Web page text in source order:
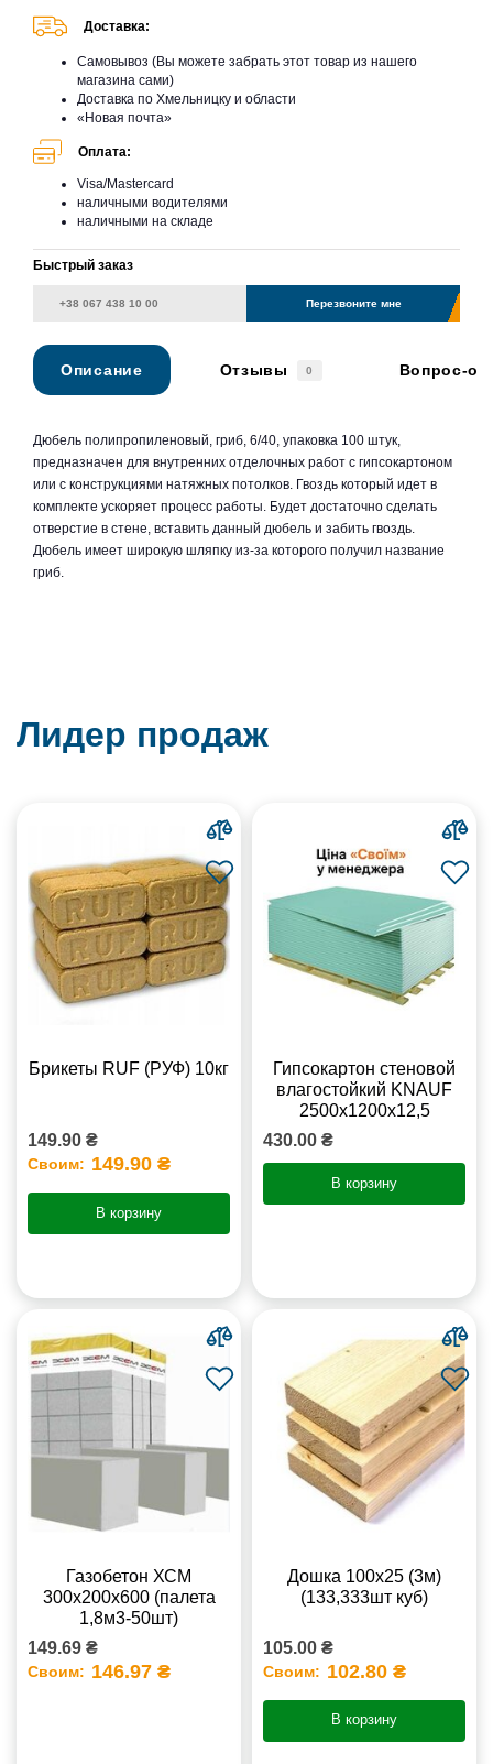
Доставка:
Самовывоз (Вы можете забрать этот товар из нашего
магазина сами)
Доставка по Хмельницку и области
«Новая почта»
Оплата:
Visa/Mastercard
наличными водителями
наличными на складе
Быстрый заказ
Перезвоните мне
Описание Отзывы 0 Вопрос-
Дюбель полипропиленовый, гриб, 6/40, упаковка 100 штук,
предназначен для внутренних отделочных работ с гипсокартоном
или с конструкциями натяжных потолков. Гвоздь который идет в
комплекте ускоряет процесс работы. Будет достаточно сделать
отверстие в стене, вставить данный дюбель и забить гвоздь.
Дюбель имеет широкую шляпку из-за которого получил название
гриб.
Лидер продаж
Брикеты RUF (РУФ) 10кг
149.90 ₴
Своим: 149.90 ₴
В корзину
Гипсокартон стеновой
влагостойкий KNAUF
2500х1200х12,5
430.00 ₴
В корзину
Газобетон ХСМ
300x200x600 (палета
1,8м3-50шт)
149.69 ₴
Своим: 146.97 ₴
Дошка 100х25 (3м)
(133,333шт куб)
105.00 ₴
Своим: 102.80 ₴
В корзину